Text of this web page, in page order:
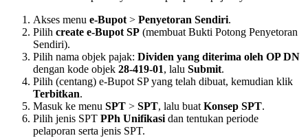
Akses menu e-Bupot > Penyetoran Sendiri.
Pilih create e-Bupot SP (membuat Bukti Potong Penyetoran
Sendiri).
Pilih nama objek pajak: Dividen yang diterima oleh OP DN
dengan kode objek 28-419-01, lalu Submit.
Pilih (centang) e-Bupot SP yang telah dibuat, kemudian klik
Terbitkan.
Masuk ke menu SPT > SPT, lalu buat Konsep SPT.
Pilih jenis SPT PPh Unifikasi dan tentukan periode
pelaporan serta jenis SPT.